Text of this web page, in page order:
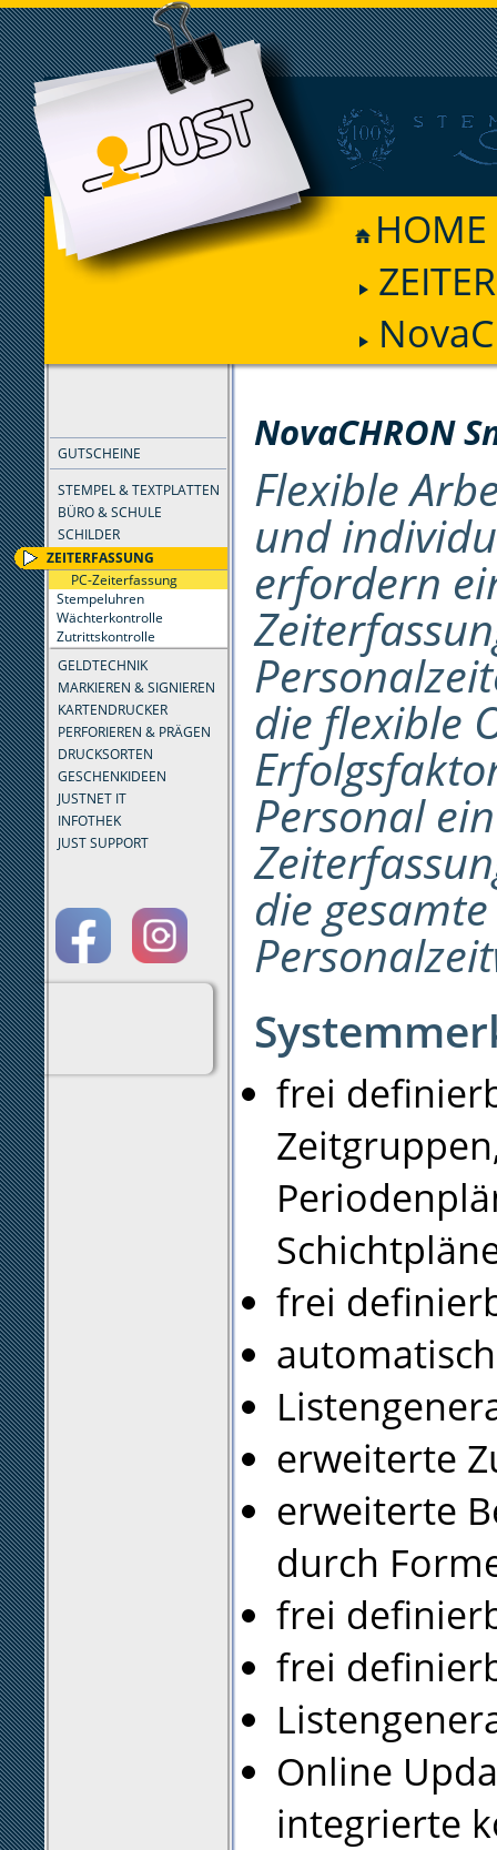
HOME
GUTSCHEINE
STEMPEL & TEXTPLATTEN
BÜRO & SCHULE
SCHILDER
ZEITERFASSUNG
PC-Zeiterfassung
Stempeluhren
Wächterkontrolle
Zutrittskontrolle
GELDTECHNIK
MARKIEREN & SIGNIEREN
KARTENDRUCKER
PERFORIEREN & PRÄGEN
DRUCKSORTEN
GESCHENKIDEEN
JUSTNET IT
INFOTHEK
JUST SUPPORT
NovaCHRON
Flexible
und
erfordern
die flexible
Personal
die
frei
frei
erweiterte
erweiterte
durch
frei
frei
Online
integrierte